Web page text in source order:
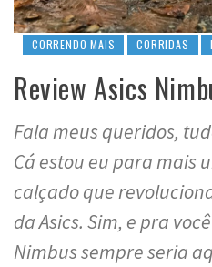
CORRENDO MAIS CORRIDAS
Review Asics
Fala meus queridos,
Cá estou eu para mais
calçado que
da Asics. Sim, e pra
Nimbus sempre seria